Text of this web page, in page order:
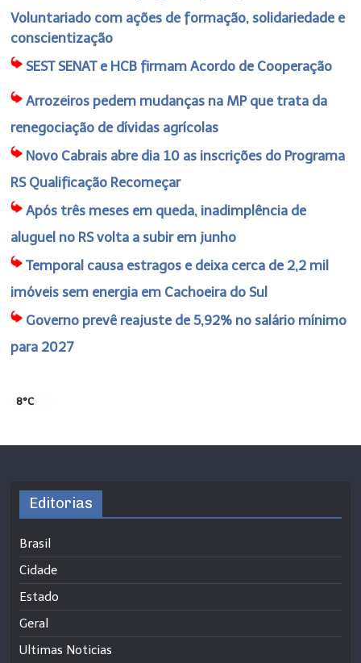
Voluntariado com ações de formação, solidariedade e
conscientização
SEST SENAT e HCB firmam Acordo de Cooperação
Arrozeiros pedem mudanças na MP que trata da
renegociação de dívidas agrícolas
Novo Cabrais abre dia 10 as inscrições do Programa
RS Qualificação Recomeçar
Após três meses em queda, inadimplência de
aluguel no RS volta a subir em junho
Temporal causa estragos e deixa cerca de 2,2 mil
imóveis sem energia em Cachoeira do Sul
Governo prevê reajuste de 5,92% no salário mínimo
para 2027
8°C
Editorias
Brasil
Cidade
Estado
Geral
Ultimas Noticias